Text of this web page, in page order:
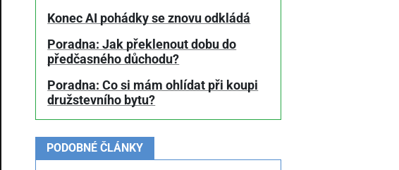
Konec AI pohádky se znovu odkládá
Poradna: Jak překlenout dobu do
předčasného důchodu?
Poradna: Co si mám ohlídat při koupi
družstevního bytu?
PODOBNÉ ČLÁNKY